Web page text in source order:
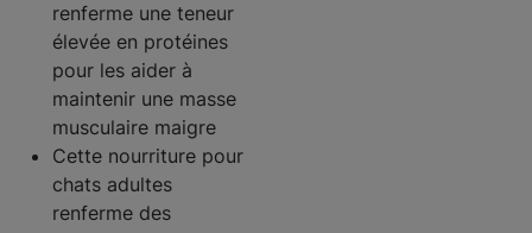
renferme une teneur
élevée en protéines
pour les aider à
maintenir une masse
musculaire maigre
Cette nourriture pour
chats adultes
renferme des